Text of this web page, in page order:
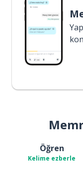
Öğren
Kelime ezberle